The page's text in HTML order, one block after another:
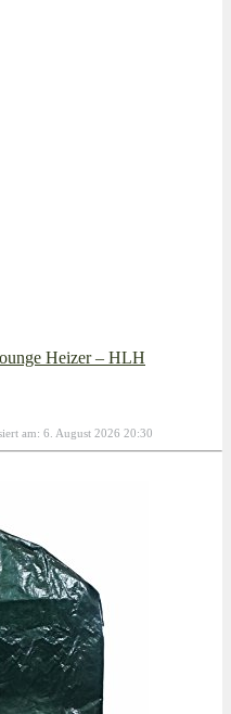
Heizer – HLH
am: 6. August 2026 20:30